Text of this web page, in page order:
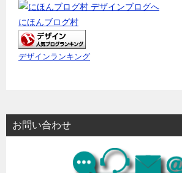
にほんブログ村
デザインランキング
お問い合わせ